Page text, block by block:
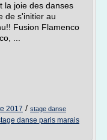
la joie des danses
de s'initier au
Fusion Flamenco
...
2017 / stage danse
danse paris marais